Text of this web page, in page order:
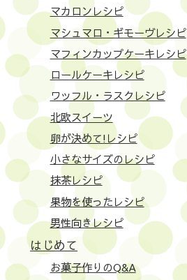
マカロンレシピ
マシュマロ・ギモーヴレシピ
マフィンカップケーキレシピ
ロールケーキレシピ
ワッフル・ラスクレシピ
北欧スイーツ
卵が決めて!レシピ
小さなサイズのレシピ
抹茶レシピ
果物を使ったレシピ
男性向きレシピ
はじめて
お菓子作りのQ&A